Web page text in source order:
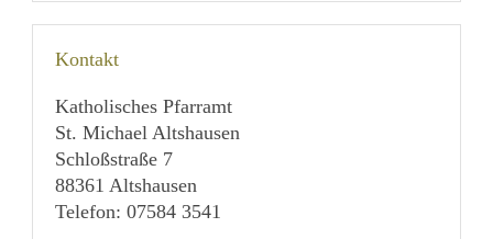
Kontakt
Katholisches Pfarramt
St. Michael Altshausen
Schloßstraße 7
88361 Altshausen
Telefon: 07584 3541